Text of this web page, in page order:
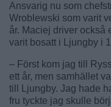
Ansvarig nu som
Wroblewski som varit
år. Maciej driver också
varit bosatt i Ljungby i
– Först kom jag till
ett år, men samhället
till Ljungby. Jag hade
fru tyckte jag skulle